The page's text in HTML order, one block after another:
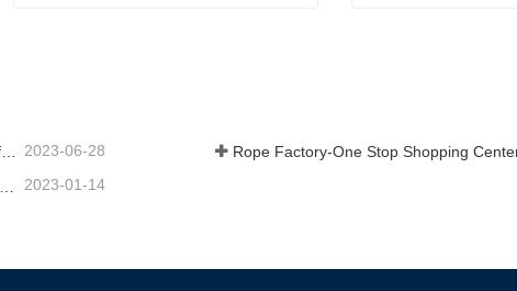
Ce dont les clients ont besoin, ce que nous fournissons-Tai an Rope Ltd 2023-06-28
2023-01-14